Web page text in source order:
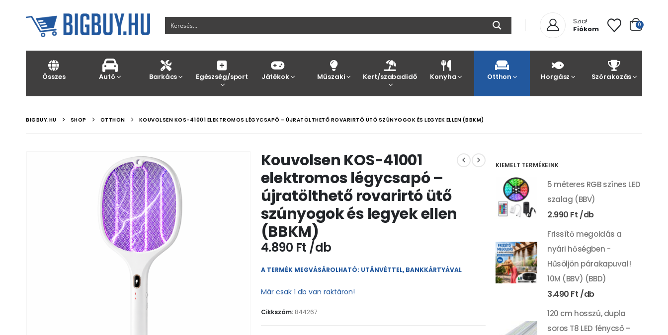
Szia!
Fiókom 0
Összes Autó Barkács Egészség/sport Játékok Műszaki Kert/szabadidő Konyha Otthon Horgász Szórakozás
BIGBUY.HU SHOP OTTHON KOUVOLSEN KOS-41001 ELEKTROMOS LÉGYCSAPÓ – ÚJRATÖLTHETŐ ROVARIRTÓ ÜTŐ SZÚNYOGOK ÉS LEGYEK ELLEN (BBKM)
Kouvolsen KOS-41001
elektromos légycsapó –
újratölthető rovarirtó ütő
szúnyogok és legyek ellen
(BBKM)
4.890 Ft
A TERMÉK MEGVÁSÁROLHATÓ: UTÁNVÉTTEL, BANKKÁRTYÁVAL
Már csak 1 db van raktáron!
Cikkszám: 844267
KIEMELT TERMÉKEINK
5 méteres RGB színes LED
szalag (BBV)
2.990 Ft
Frissítő megoldás a
nyári hőségben -
Hűsöljön párakapuval!
10M (BBV) (BBD)
3.490 Ft
120 cm hosszú, dupla
soros T8 LED fénycső –